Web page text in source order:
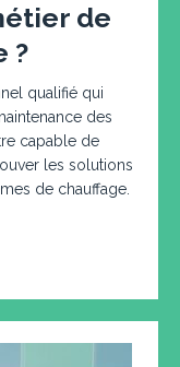
de
?
qualifié qui
des
capable de
les solutions
de chauffage.